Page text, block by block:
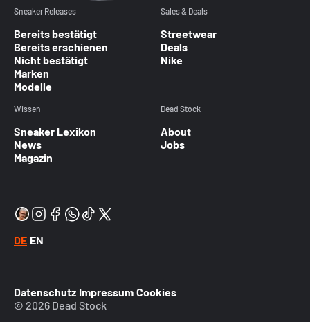
Sneaker Releases
Bereits bestätigt
Bereits erschienen
Nicht bestätigt
Marken
Modelle
Sales & Deals
Streetwear
Deals
Nike
Wissen
Sneaker Lexikon
News
Magazin
Dead Stock
About
Jobs
DE EN
Datenschutz Impressum Cookies
© 2026 Dead Stock